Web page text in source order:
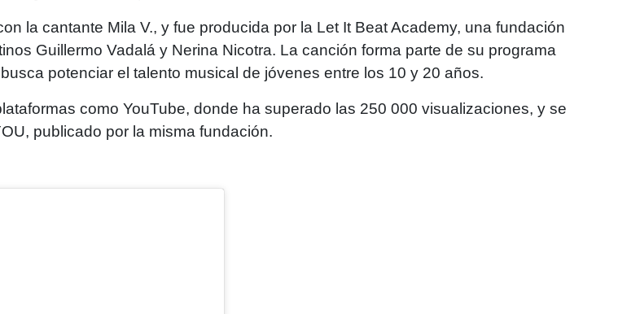
la cantante Mila V., y fue producida por la Let It Beat Academy, una fundación
Guillermo Vadalá y Nerina Nicotra. La canción forma parte de su programa
potenciar el talento musical de jóvenes entre los 10 y 20 años.
como YouTube, donde ha superado las 250 000 visualizaciones, y se
publicado por la misma fundación.